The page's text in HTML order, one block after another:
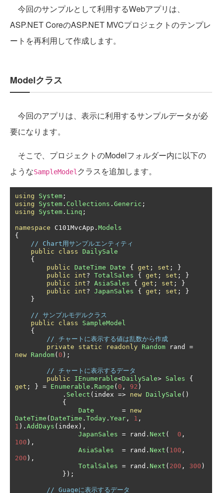
今回のサンプルとして利用するWebアプリは、
ASP.NET CoreのASP.NET MVCプロジェクトのテンプレ
ートを再利用して作成します。
Modelクラス
今回のアプリは、表示に利用するサンプルデータが必
要になります。
そこで、プロジェクトのModelフォルダー内に以下の
ようなSampleModelクラスを追加します。
using System ;
using
System . Collections . Generic ;
using
System . Linq ;
namespace C101MvcApp . Models
{
// Chart用サンプルエンティティ
public
class DailySale
{
public DateTime Date { get ; set ;
}
public
int? TotalSales { get ; set ;
}
public
int? AsiaSales { get ; set ;
}
public
int? JapanSales { get ; set ;
}
}
// サンプルモデルクラス
public
class
SampleModel
{
// チャートに表示する値は乱数から作成
private
static readonly Random rand =
new Random( 0 );
// チャートに表示するデータ
public
IEnumerable<DailySale> Sales
{
get ; } = Enumerable . Range ( 0 , 92 )
. Select ( index => new DailySale ()
{
Date
= new
DateTime ( DateTime . Today . Year , 1 ,
1 ). AddDays ( index ),
JapanSales = rand . Next ( 0 ,
100 ),
AsiaSales
= rand . Next ( 100 ,
200 ),
TotalSales = rand . Next ( 200 , 300 )
});
// Guageに表示するデータ